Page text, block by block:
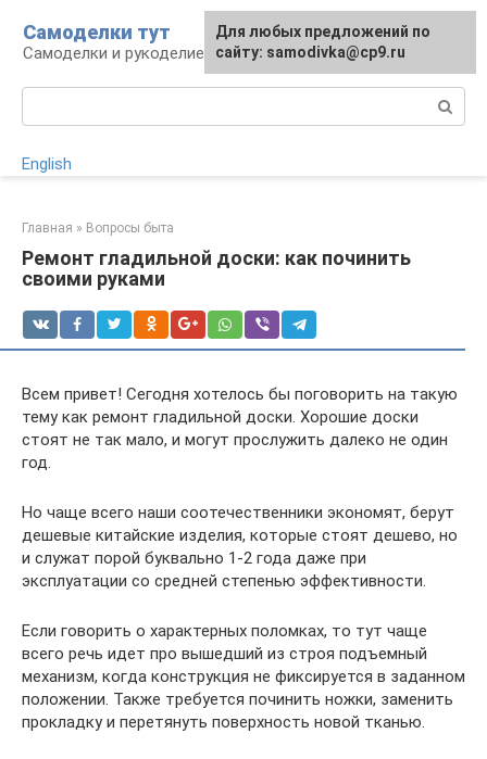
контенту
Самоделки тут
Самоделки и рукоделие для дома и участка
English
Главная » Вопросы быта
Ремонт гладильной доски: как починить
своими руками
Всем привет! Сегодня хотелось бы поговорить на такую
тему как ремонт гладильной доски. Хорошие доски
стоят не так мало, и могут прослужить далеко не один
год.
Но чаще всего наши соотечественники экономят, берут
дешевые китайские изделия, которые стоят дешево, но
и служат порой буквально 1-2 года даже при
эксплуатации со средней степенью эффективности.
Если говорить о характерных поломках, то тут чаще
всего речь идет про вышедший из строя подъемный
механизм, когда конструкция не фиксируется в заданном
положении. Также требуется починить ножки, заменить
прокладку и перетянуть поверхность новой тканью.
Для любых предложений по
сайту: samodivka@cp9.ru